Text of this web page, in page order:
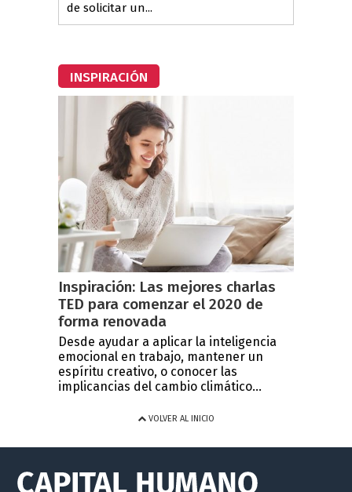
de solicitar un...
INSPIRACIÓN
Inspiración: Las mejores charlas
TED para comenzar el 2020 de
forma renovada
Desde ayudar a aplicar la inteligencia
emocional en trabajo, mantener un
espíritu creativo, o conocer las
implicancias del cambio climático...
VOLVER AL INICIO